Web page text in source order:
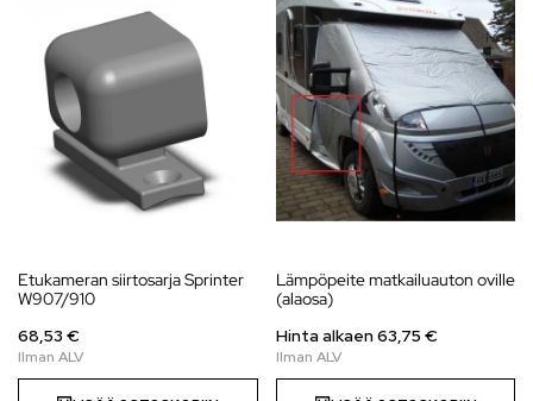
Etukameran siirtosarja Sprinter
W907/910
68,53 €
Lämpöpeite matkailuauton oville
(alaosa)
Hinta alkaen 63,75 €